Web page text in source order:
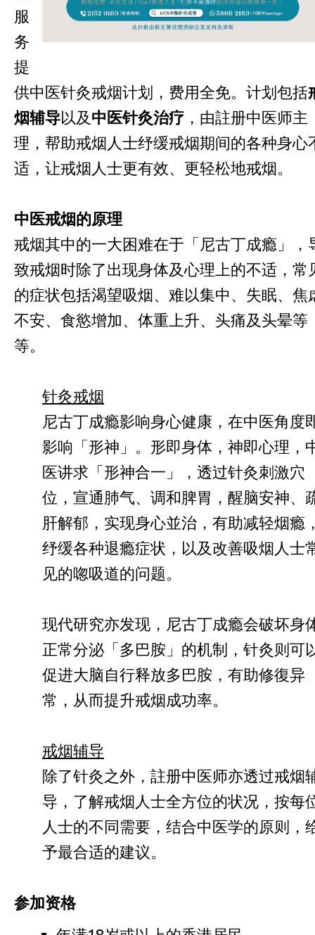
服
务
提
供中医针灸戒烟计划，费用全免。计划包括
烟辅导以及 中医针灸治疗 ，由註册中医师主
理，帮助戒烟人士纾缓戒烟期间的各种身心
适，让戒烟人士更有效、更轻松地戒烟。
中医戒烟的原理
戒烟其中的一大困难在于「尼古丁成瘾」，
致戒烟时除了出现身体及心理上的不适，常
的症状包括渴望吸烟、难以集中、失眠、焦
不安、食慾增加、体重上升、头痛及头晕等
等。
针灸戒烟
尼古丁成瘾影响身心健康，在中医角度
影响「形神」。形即身体，神即心理，
医讲求「形神合一」，透过针灸刺激穴
位，宣通肺气、调和脾胃，醒脑安神、
肝解郁，实现身心並治，有助减轻烟瘾
纾缓各种退瘾症状，以及改善吸烟人士
见的唿吸道的问题。
现代研究亦发现，尼古丁成瘾会破坏身
正常分泌「多巴胺」的机制，针灸则可
促进大脑自行释放多巴胺，有助修復异
常，从而提升戒烟成功率。
戒烟辅导
除了针灸之外，註册中医师亦透过戒烟
导，了解戒烟人士全方位的状况，按每
人士的不同需要，结合中医学的原则，
予最合适的建议。
参加资格